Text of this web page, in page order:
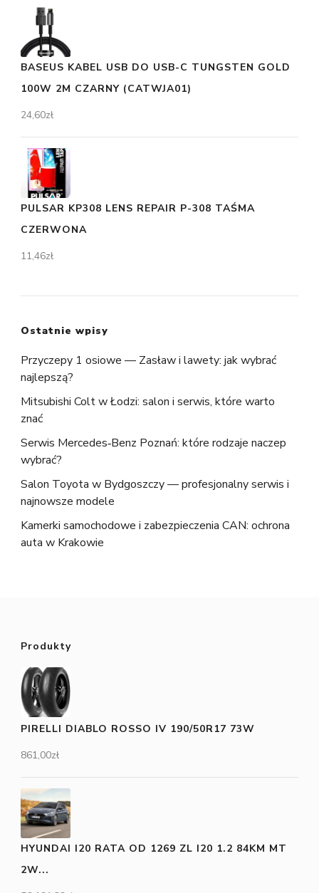
BASEUS KABEL USB DO USB-C TUNGSTEN GOLD
100W 2M CZARNY (CATWJA01)
24,60zł
PULSAR KP308 LENS REPAIR P-308 TAŚMA
CZERWONA
11,46zł
Ostatnie wpisy
Przyczepy 1 osiowe — Zasław i lawety: jak wybrać
najlepszą?
Mitsubishi Colt w Łodzi: salon i serwis, które warto
znać
Serwis Mercedes‑Benz Poznań: które rodzaje naczep
wybrać?
Salon Toyota w Bydgoszczy — profesjonalny serwis i
najnowsze modele
Kamerki samochodowe i zabezpieczenia CAN: ochrona
auta w Krakowie
Produkty
PIRELLI DIABLO ROSSO IV 190/50R17 73W
861,00zł
HYUNDAI I20 RATA OD 1269 ZL I20 1.2 84KM MT
2W...